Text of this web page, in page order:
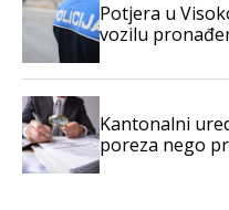
Potjera u
vozilu
Kantonalni
poreza nego